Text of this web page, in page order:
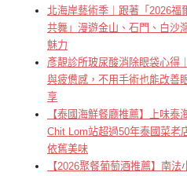
北海岸藝術季｜跟著「2026福
共舞」漫遊金山、石門、白沙
魅力
彥靚診所玻尿酸消除眼袋心得
與疲憊感，不用手術也能改善
享
【泰國海鮮餐廳推薦】上味
Chit Lom站超過50年泰國菜老
依舊美味
【2026聚餐葡萄酒推薦】南